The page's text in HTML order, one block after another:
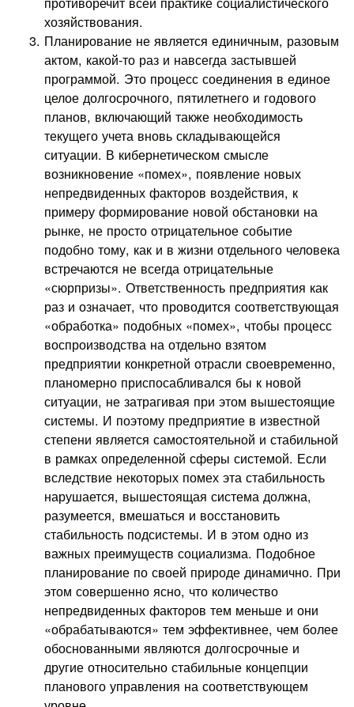
хозяйствования.
Планирование не является единичным, разовым
актом, какой-то раз и навсегда застывшей
программой. Это процесс соединения в единое
целое долгосрочного, пятилетнего и годового
планов, включающий также необходимость
текущего учета вновь складывающейся
ситуации. В кибернетическом смысле
возникновение «помех», появление новых
непредвиденных факторов воздействия, к
примеру формирование новой обстановки на
рынке, не просто отрицательное событие
подобно тому, как и в жизни отдельного человека
встречаются не всегда отрицательные
«сюрпризы». Ответственность предприятия как
раз и означает, что проводится соответствующая
«обработка» подобных «помех», чтобы процесс
воспроизводства на отдельно взятом
предприятии конкретной отрасли своевременно,
планомерно приспосабливался бы к новой
ситуации, не затрагивая при этом вышестоящие
системы. И поэтому предприятие в известной
степени является самостоятельной и стабильной
в рамках определенной сферы системой. Если
вследствие некоторых помех эта стабильность
нарушается, вышестоящая система должна,
разумеется, вмешаться и восстановить
стабильность подсистемы. И в этом одно из
важных преимуществ социализма. Подобное
планирование по своей природе динамично. При
этом совершенно ясно, что количество
непредвиденных факторов тем меньше и они
«обрабатываются» тем эффективнее, чем более
обоснованными являются долгосрочные и
другие относительно стабильные концепции
планового управления на соответствующем